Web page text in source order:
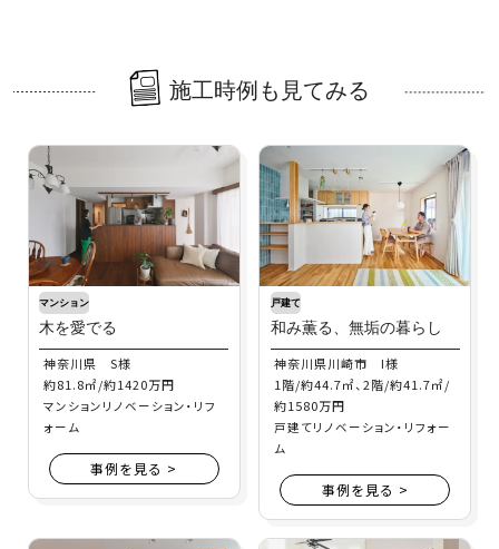
施工時例も見てみる
マンション
木を愛でる
神奈川県 S様
約81.8㎡/約1420万円
マンションリノベーション・リフ
ォーム
事例を見る >
戸建て
和み薫る、無垢の暮らし
神奈川県川崎市 I様
1階/約44.7㎡、2階/約41.7㎡/
約1580万円
戸建てリノベーション・リフォー
ム
事例を見る >